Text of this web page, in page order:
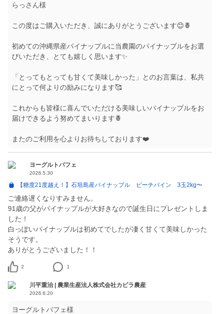
らっさん様
この度はご購入いただき、誠にありがとうございます😊🍍
初めての沖縄県産パイナップルに当農園のパイナップルをお選
びいただき、とても嬉しく思います✨
「とってもとっても甘くて美味しかった」とのお言葉は、私共
にとって何よりの励みになります🥰
これからも皆様に喜んでいただける美味しいパイナップルをお
届けできるよう努めてまいります🍍
またのご利用を心よりお待ちしております❤️
ヨーグルトパフェ
2026.5.30
【糖度21度越え！】石垣島産パイナップル ピーチパイン 3玉2kg〜
ご連絡遅くなりすみません。
91歳の父がパイナップルが大好きなので誕生日にプレゼントしま
した！
白っぽいパイナップルは初めてでしたが凄く甘くて美味しかった
そうです。
ありがとうございました！！
2 1
川平重治 | 農業生産法人株式会社カビラ農産
2026.6.20
ヨーグルトパフェ様